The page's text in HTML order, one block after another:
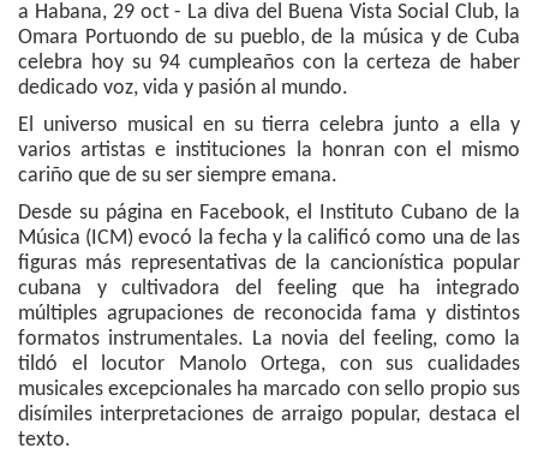
a Habana, 29 oct - La diva del Buena Vista Social Club, la
Omara Portuondo de su pueblo, de la música y de Cuba
celebra hoy su 94 cumpleaños con la certeza de haber
dedicado voz, vida y pasión al mundo.
El universo musical en su tierra celebra junto a ella y
varios artistas e instituciones la honran con el mismo
cariño que de su ser siempre emana.
Desde su página en Facebook, el Instituto Cubano de la
Música (ICM) evocó la fecha y la calificó como una de las
figuras más representativas de la cancionística popular
cubana y cultivadora del feeling que ha integrado
múltiples agrupaciones de reconocida fama y distintos
formatos instrumentales. La novia del feeling, como la
tildó el locutor Manolo Ortega, con sus cualidades
musicales excepcionales ha marcado con sello propio sus
disímiles interpretaciones de arraigo popular, destaca el
texto.